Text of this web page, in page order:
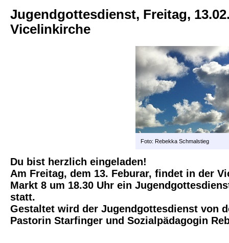
Jugendgottesdienst, Freitag,
Vicelinkirche
Foto: Rebekka Schmalstieg
Du bist herzlich eingeladen!
Am Freitag, dem 13. Feburar, findet in der
Markt 8 um 18.30 Uhr ein
statt.
Gestaltet wird der Jugendgottesdienst von
Pastorin Starfinger und Sozialpädagogin